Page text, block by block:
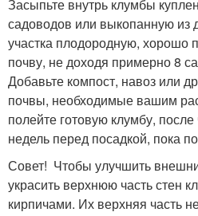
Засыпьте внутрь клумбы
садоводов или выкопанную из
участка плодородную, хорошо
почву, не доходя примерно 8
Добавьте компост, навоз или
почвы, необходимые вашим
полейте готовую клумбу,
недель перед посадкой, пока
Совет! Чтобы улучшить
украсить верхнюю часть стен
кирпичами. Их верхняя часть